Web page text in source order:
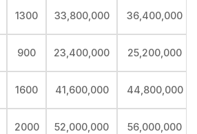
1300 33,800,000 36,400,000
900 23,400,000 25,200,000
1600 41,600,000 44,800,000
2000 52,000,000 56,000,000